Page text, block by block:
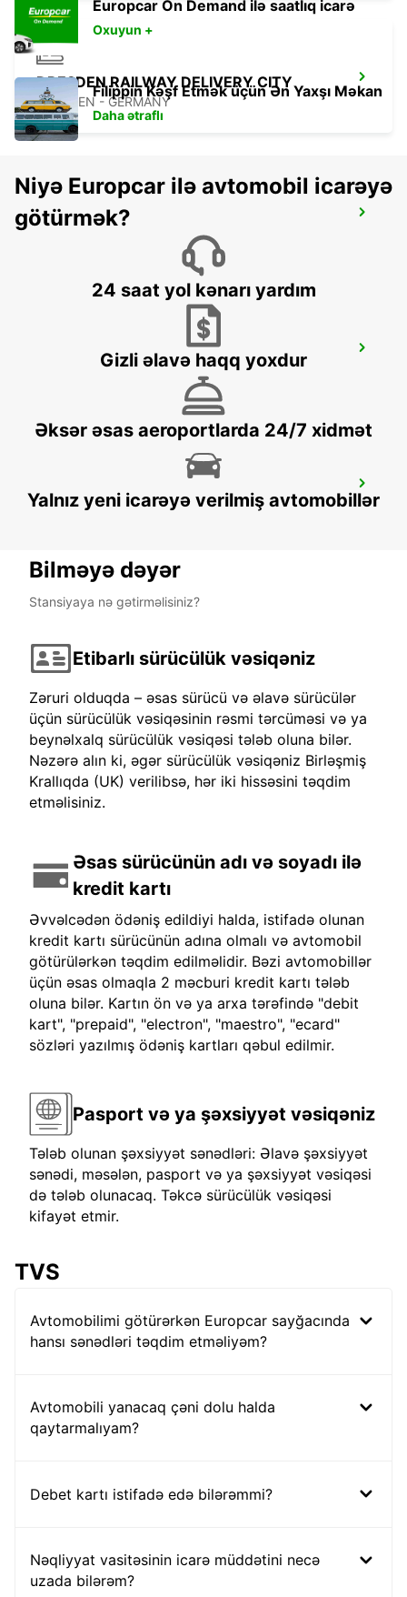
DRESDEN RAILWAY DELIVERY CITY
DRESDEN - GERMANY
DRESDEN CITY NO TRUCKS
DRESDEN VW GLAESERNE RETURN
DRESDEN - GERMANY
DRESDEN VAN TRUCKS CARS
DRESDEN - GERMANY
Europcar On Demand ilə saatlıq icarə
Oxuyun +
Filippin Kəşf Etmək üçün Ən Yaxşı Məkan
Daha ətraflı
Niyə Europcar ilə avtomobil icarəyə
götürmək?
24 saat yol kənarı yardım
Gizli əlavə haqq yoxdur
Əksər əsas aeroportlarda 24/7 xidmət
Yalnız yeni icarəyə verilmiş avtomobillər
Bilməyə dəyər
Stansiyaya nə gətirməlisiniz?
Etibarlı sürücülük vəsiqəniz
Zəruri olduqda – əsas sürücü və əlavə sürücülər
üçün sürücülük vəsiqəsinin rəsmi tərcüməsi və ya
beynəlxalq sürücülük vəsiqəsi tələb oluna bilər.
Nəzərə alın ki, əgər sürücülük vəsiqəniz Birləşmiş
Krallıqda (UK) verilibsə, hər iki hissəsini təqdim
etməlisiniz.
Əsas sürücünün adı və soyadı ilə
kredit kartı
Əvvəlcədən ödəniş edildiyi halda, istifadə olunan
kredit kartı sürücünün adına olmalı və avtomobil
götürülərkən təqdim edilməlidir. Bəzi avtomobillər
üçün əsas olmaqla 2 məcburi kredit kartı tələb
oluna bilər. Kartın ön və ya arxa tərəfində "debit
kart", "prepaid", "electron", "maestro", "ecard"
sözləri yazılmış ödəniş kartları qəbul edilmir.
Pasport və ya şəxsiyyət vəsiqəniz
Tələb olunan şəxsiyyət sənədləri: Əlavə şəxsiyyət
sənədi, məsələn, pasport və ya şəxsiyyət vəsiqəsi
də tələb olunacaq. Təkcə sürücülük vəsiqəsi
kifayət etmir.
TVS
Avtomobilimi götürərkən Europcar sayğacında
hansı sənədləri təqdim etməliyəm?
Avtomobili yanacaq çəni dolu halda
qaytarmalıyam?
Debet kartı istifadə edə bilərəmmi?
Nəqliyyat vasitəsinin icarə müddətini necə
uzada bilərəm?